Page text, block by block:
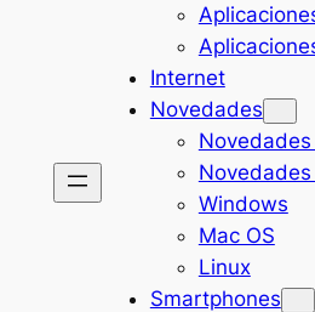
Internet
Novedades
Novedades
Windows
Mac OS
Linux
Smartphones